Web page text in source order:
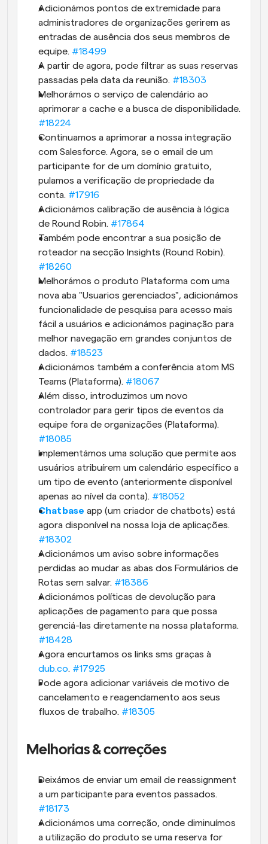
Adicionámos pontos de extremidade para
administradores de organizações gerirem as
entradas de ausência dos seus membros de
equipe. #18499
A partir de agora, pode filtrar as suas reservas
passadas pela data da reunião. #18303
Melhorámos o serviço de calendário ao
#18224
Continuamos a aprimorar a nossa integração
com Salesforce. Agora, se o email de um
participante for de um domínio gratuito,
pulamos a verificação de propriedade da
conta. #17916
Adicionámos calibração de ausência à lógica
de Round Robin. #17864
Também pode encontrar a sua posição de
#18260
Melhorámos o produto Plataforma com uma
nova aba "Usuarios gerenciados", adicionámos
funcionalidade de pesquisa para acesso mais
fácil a usuários e adicionámos paginação para
melhor navegação em grandes conjuntos de
dados. #18523
Adicionámos também a conferência atom MS
Teams (Plataforma). #18067
Além disso, introduzimos um novo
controlador para gerir tipos de eventos da
#18085
Implementámos uma solução que permite aos
usuários atribuírem um calendário específico a
um tipo de evento (anteriormente disponível
apenas ao nível da conta). #18052
Chatbase app (um criador de chatbots) está
#18302
Adicionámos um aviso sobre informações
perdidas ao mudar as abas dos Formulários de
Rotas sem salvar. #18386
Adicionámos políticas de devolução para
aplicações de pagamento para que possa
#18428
dub.co. #17925
Pode agora adicionar variáveis de motivo de
cancelamento e reagendamento aos seus
fluxos de trabalho. #18305
Melhorias & correções
Deixámos de enviar um email de reassignment
#18173
Adicionámos uma correção, onde diminuímos
a utilização do produto se uma reserva for